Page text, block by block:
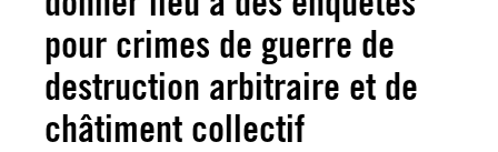
pour crimes de guerre de
destruction arbitraire et de
châtiment collectif